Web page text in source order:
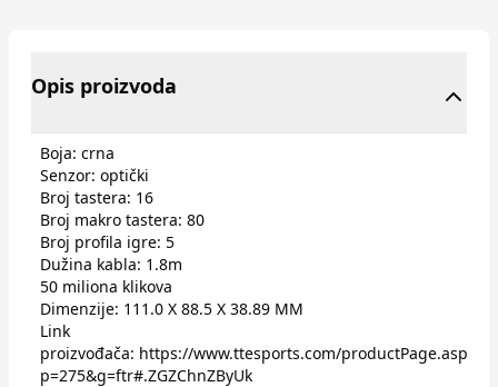
Opis proizvoda
Boja: crna
Senzor: optički
Broj tastera: 16
Broj makro tastera: 80
Broj profila igre: 5
Dužina kabla: 1.8m
50 miliona klikova
Dimenzije: 111.0 X 88.5 X 38.89 MM
Link
proizvođača: https://www.ttesports.com/productPage.aspx?
p=275&g=ftr#.ZGZChnZByUk